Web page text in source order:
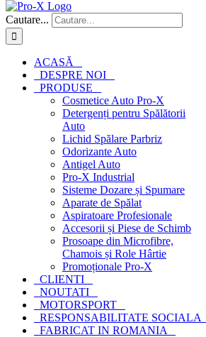
Cautare...
ACASĂ
DESPRE NOI
PRODUSE
Cosmetice Auto Pro-X
Detergenți pentru Spălătorii
Auto
Lichid Spălare Parbriz
Odorizante Auto
Antigel Auto
Pro-X Industrial
Sisteme Dozare și Spumare
Aparate de Spălat
Aspiratoare Profesionale
Accesorii și Piese de Schimb
Prosoape din Microfibre,
Chamois și Role Hârtie
Promoționale Pro-X
CLIENTI
NOUTATI
MOTORSPORT
RESPONSABILITATE SOCIALA
FABRICAT IN ROMANIA